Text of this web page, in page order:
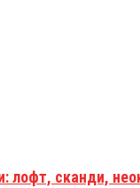
лофт, сканди,